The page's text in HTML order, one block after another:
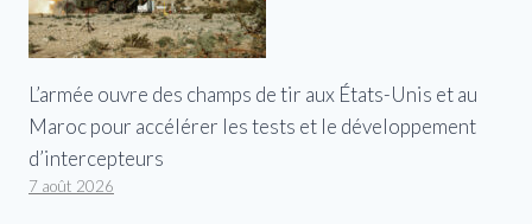
L’armée ouvre des champs de tir aux États-Unis et au
Maroc pour accélérer les tests et le développement
d’intercepteurs
7 août 2026